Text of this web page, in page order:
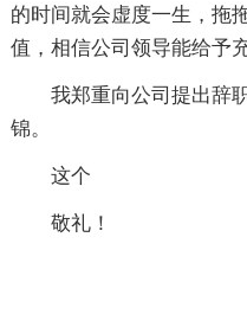
的时间就会虚度一生，拖
值，相信公司领导能给予
我郑重向公司提出辞
锦。
这个
敬礼！